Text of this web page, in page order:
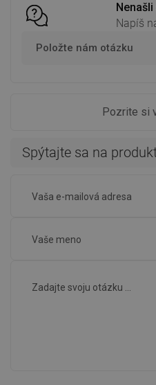
Napíš
Položte nám otázku
Pozrite si
Spýtajte sa na